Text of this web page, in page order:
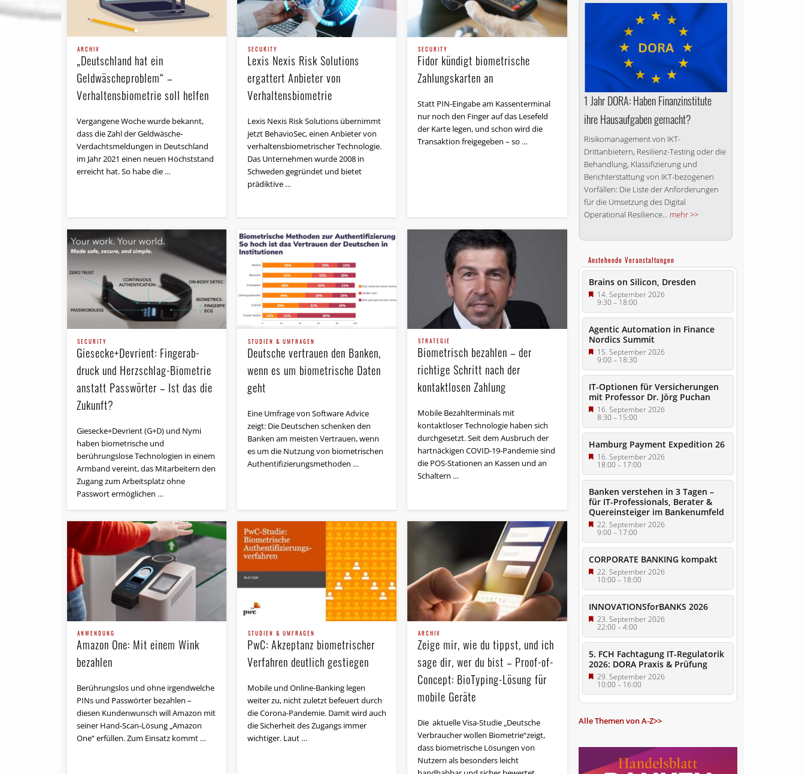
ARCHIV
„Deutschland hat ein
Geldwäscheproblem“ –
Verhaltensbiometrie soll helfen
Vergangene Woche wurde bekannt,
dass die Zahl der Geldwäsche-
Verdachtsmeldungen in Deutschland
im Jahr 2021 einen neuen Höchststand
erreicht hat. So habe die …
SECURITY
Lexis Nexis Risk Solutions
ergattert Anbieter von
Verhaltensbiometrie
Lexis Nexis Risk Solutions übernimmt
jetzt BehavioSec, einen Anbieter von
verhaltensbiometrischer Technologie.
Das Unternehmen wurde 2008 in
Schweden gegründet und bietet
prädiktive …
SECURITY
Fidor kündigt biometrische
Zahlungskarten an
Statt PIN-Eingabe am Kassenterminal
nur noch den Finger auf das Lesefeld
der Karte legen, und schon wird die
Transaktion freigegeben – so …
SECURITY
Giesecke+Devrient: Fin­ger­ab­
druck und Herzschlag-Biometrie
anstatt Passwörter – Ist das die
Zukunft?
Giesecke+Devrient (G+D) und Nymi
haben biometrische und
berührungslose Technologien in einem
Armband vereint, das Mitarbeitern den
Zugang zum Arbeitsplatz ohne
Passwort ermöglichen …
STUDIEN & UMFRAGEN
Deutsche vertrauen den Banken,
wenn es um biometrische Daten
geht
Eine Umfrage von Software Advice
zeigt: Die Deutschen schenken den
Banken am meisten Vertrauen, wenn
es um die Nutzung von biometrischen
Authentifizierungsmethoden …
STRATEGIE
Biometrisch bezahlen – der
richtige Schritt nach der
kontaktlosen Zahlung
Mobile Bezahlterminals mit
kontaktloser Technologie haben sich
durchgesetzt. Seit dem Ausbruch der
hartnäckigen COVID-19-Pandemie sind
die POS-Stationen an Kassen und an
Schaltern …
ANWENDUNG
Amazon One: Mit einem Wink
bezahlen
Berührungslos und ohne irgendwelche
PINs und Passwörter bezahlen –
diesen Kundenwunsch will Amazon mit
seiner Hand-Scan-Lösung „Amazon
One“ erfüllen. Zum Einsatz kommt …
STUDIEN & UMFRAGEN
PwC: Akzeptanz biometrischer
Verfahren deutlich gestiegen
Mobile und Online-Banking legen
weiter zu, nicht zuletzt befeuert durch
die Corona-Pandemie. Damit wird auch
die Sicherheit des Zugangs immer
wichtiger. Laut …
ARCHIV
Zeige mir, wie du tippst, und ich
sage dir, wer du bist – Proof-of-
Concept: BioTyping-Lösung für
mobile Geräte
Die aktuelle Visa-Studie „Deutsche
Verbraucher wollen Biometrie“zeigt,
dass bio­me­tri­sche Lö­sun­gen von
Nutzern als besonders leicht
1 Jahr DORA: Haben Finanzinstitute
ihre Hausaufgaben gemacht?
Risikomanagement von IKT-
Drittanbietern, Resilienz-Testing oder die
Behandlung, Klassifizierung und
Berichterstattung von IKT-bezogenen
Vorfällen: Die Liste der Anforderungen
für die Umsetzung des Digital
Operational Resilience... mehr >>
Anstehende Veranstaltungen
Brains on Silicon, Dresden
14. September 2026
9:30–18:00
Agentic Automation in Finance
Nordics Summit
15. September 2026
9:00–18:30
IT-Optionen für Versicherungen
mit Professor Dr. Jörg Puchan
16. September 2026
8:30–15:00
Hamburg Payment Expedition 26
16. September 2026
18:00– 17:00
Banken verstehen in 3 Tagen –
für IT-Professionals, Berater &
Quereinsteiger im Bankenumfeld
22. September 2026
9:00–17:00
CORPORATE BANKING kompakt
22. September 2026
10:00– 18:00
INNOVATIONSforBANKS 2026
23. September 2026
22:00–4:00
5. FCH Fachtagung IT-Regulatorik
2026: DORA Praxis & Prüfung
29. September 2026
10:00– 16:00
Alle Themen von A-Z>>